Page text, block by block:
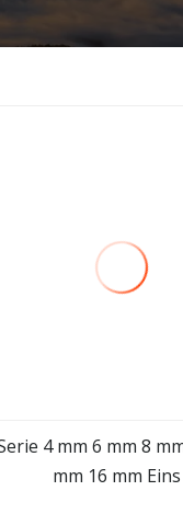
mehr sehen
4 mm 6 mm 8
mm 16 mm Eins